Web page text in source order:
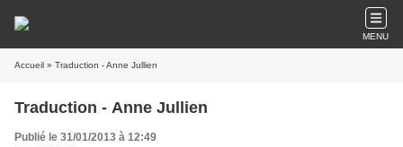
MENU
Accueil » Traduction - Anne Jullien
Traduction - Anne Jullien
Publié le 31/01/2013 à 12:49